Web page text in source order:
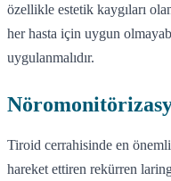
özellikle estetik kaygıları
her hasta için uygun
uygulanmalıdır.
Tiroid cerrahisinde en
hareket ettiren rekürren